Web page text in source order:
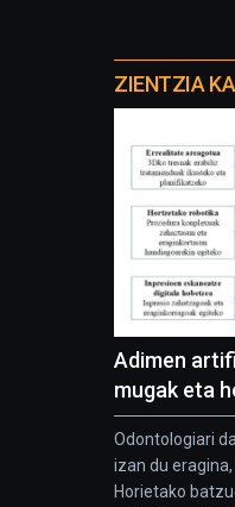
ZIENTZIA
Adimen
mugak eta
Odontologiari
izan du
Horietako